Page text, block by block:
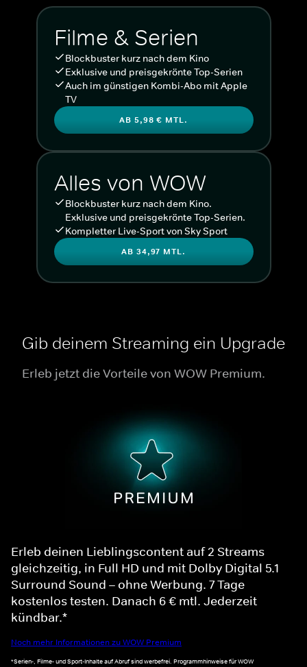
Filme & Serien
Blockbuster kurz nach dem Kino
Exklusive und preisgekrönte Top-Serien
Auch im günstigen Kombi-Abo mit Apple
TV
AB 5,98 € MTL.
Alles von WOW
Blockbuster kurz nach dem Kino.
Exklusive und preisgekrönte Top-Serien.
Kompletter Live-Sport von Sky Sport
AB 34,97 MTL.
Gib deinem Streaming ein Upgrade
Erleb jetzt die Vorteile von WOW Premium.
Erleb deinen Lieblingscontent auf 2 Streams
gleichzeitig, in Full HD und mit Dolby Digital 5.1
Surround Sound – ohne Werbung. 7 Tage
kostenlos testen. Danach 6 € mtl. Jederzeit
kündbar.*
Noch mehr Informationen zu WOW Premium
*Serien-, Filme- und Sport-Inhalte auf Abruf sind werbefrei. Programmhinweise für WOW